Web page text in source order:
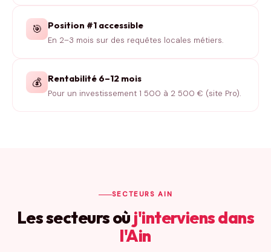
🎯 Position #1 accessible
En 2–3 mois sur des requêtes locales métiers.
💰 Rentabilité 6–12 mois
Pour un investissement 1 500 à 2 500 € (site Pro).
SECTEURS AIN
Les secteurs où j'interviens dans
l'Ain